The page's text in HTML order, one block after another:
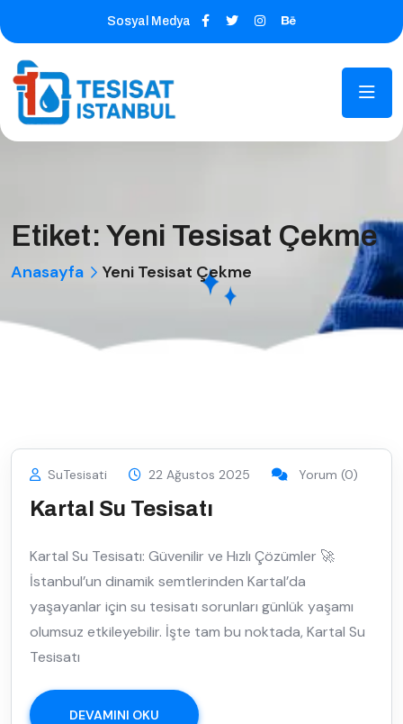
Sosyal Medya
Etiket: Yeni Tesisat Çekme
Anasayfa Yeni Tesisat Çekme
SuTesisati 22 Ağustos 2025 Yorum (0)
Kartal Su Tesisatı
Kartal Su Tesisatı: Güvenilir ve Hızlı Çözümler 🚀
İstanbul’un dinamik semtlerinden Kartal’da
yaşayanlar için su tesisatı sorunları günlük yaşamı
olumsuz etkileyebilir. İşte tam bu noktada, Kartal Su
Tesisatı
DEVAMINI OKU